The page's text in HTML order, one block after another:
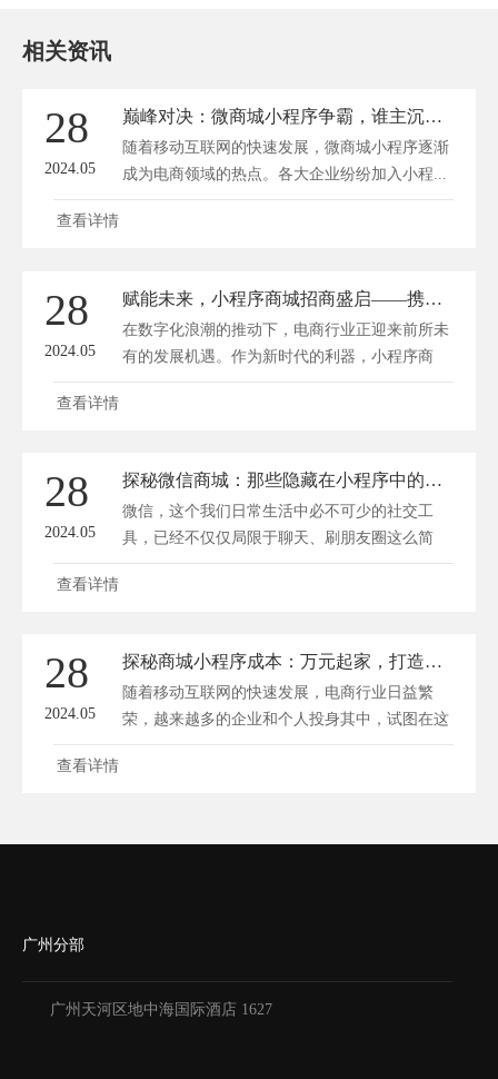
相关资讯
28
2024.05
巅峰对决：微商城小程序争霸，谁主沉浮？
随着移动互联网的快速发展，微商城小程序逐渐
成为电商领域的热点。各大企业纷纷加入小程...
查看详情
28
2024.05
赋能未来，小程序商城招商盛启——携手共创电商新纪元！
在数字化浪潮的推动下，电商行业正迎来前所未
有的发展机遇。作为新时代的利器，小程序商
城...
查看详情
28
2024.05
探秘微信商城：那些隐藏在小程序中的购物秘籍！
微信，这个我们日常生活中必不可少的社交工
具，已经不仅仅局限于聊天、刷朋友圈这么简
单。...
查看详情
28
2024.05
探秘商城小程序成本：万元起家，打造专属电商帝国！
随着移动互联网的快速发展，电商行业日益繁
荣，越来越多的企业和个人投身其中，试图在这
片蓝...
查看详情
广州分部
广州天河区地中海国际酒店 1627